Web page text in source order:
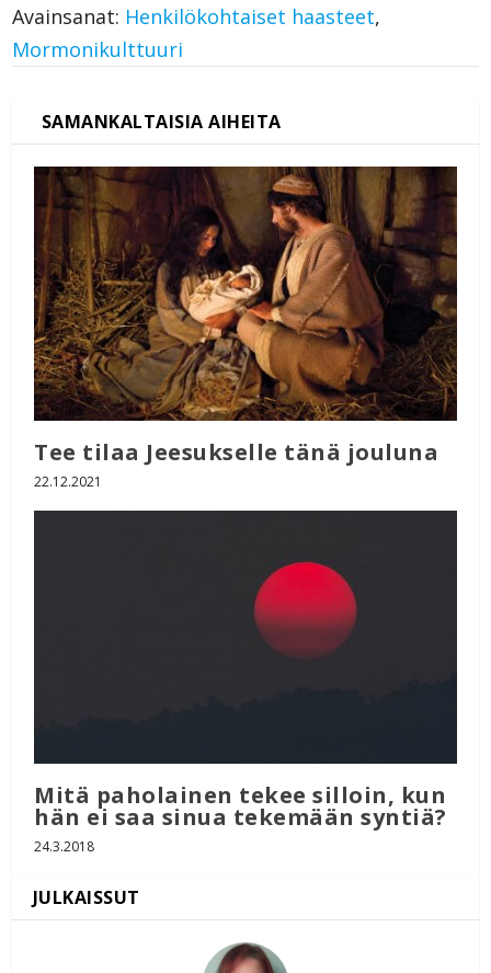
Avainsanat: Henkilökohtaiset haasteet,
Mormonikulttuuri
Tee tilaa Jeesukselle tänä jouluna
22.12.2021
Mitä paholainen tekee silloin, kun
hän ei saa sinua tekemään syntiä?
24.3.2018